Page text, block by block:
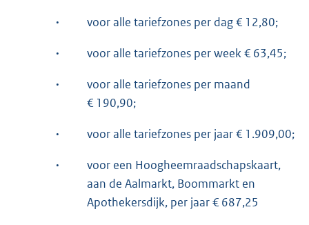
· voor alle tariefzones per dag € 12,80;
· voor alle tariefzones per week € 63,45;
·
voor alle tariefzones per maand
€ 190,90;
· voor alle tariefzones per jaar € 1.909,00;
·
voor een Hoogheemraadschapskaart,
aan de Aalmarkt, Boommarkt en
Apothekersdijk, per jaar € 687,25